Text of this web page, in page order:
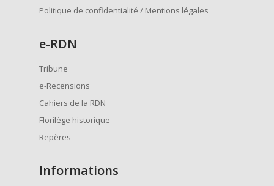
Politique de confidentialité / Mentions légales
e-RDN
Tribune
e-Recensions
Cahiers de la RDN
Florilège historique
Repères
Informations